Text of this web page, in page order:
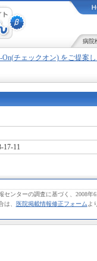
病院
On(チェックオン) をご提案
17-11
センターの調査に基づく、2008年
、
医院掲載情報修正フォーム よ